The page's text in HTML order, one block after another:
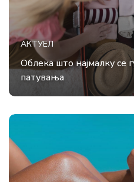
АКТУЕЛ
Облека што најмалку се
патувања